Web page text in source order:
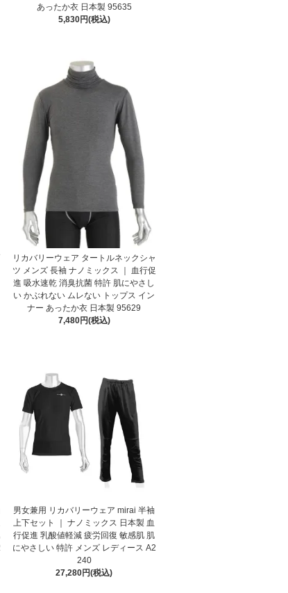
あったか衣 日本製 95635
5,830円(税込)
リカバリーウェア タートルネックシャ
ツ メンズ 長袖 ナノミックス ｜ 血行促
進 吸水速乾 消臭抗菌 特許 肌にやさし
い かぶれない ムレない トップス イン
ナー あったか衣 日本製 95629
7,480円(税込)
男女兼用 リカバリーウェア mirai 半袖
上下セット ｜ ナノミックス 日本製 血
行促進 乳酸値軽減 疲労回復 敏感肌 肌
にやさしい 特許 メンズ レディース A2
240
27,280円(税込)